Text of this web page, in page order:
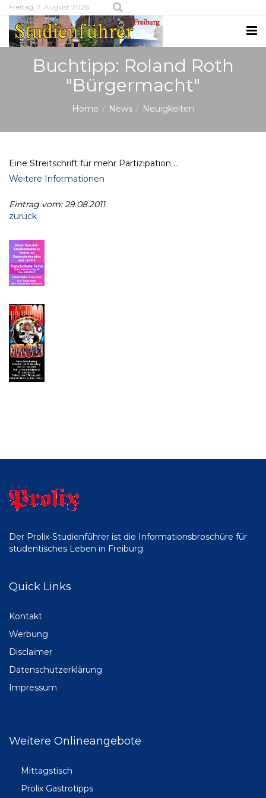
Freitag, 7. August 2026
Buchtipp: Roland Roth
"Bürgermacht"
Home News Neuigkeiten
Eine Streitschrift für mehr Partizipation ...
Weitere Informationen
Eintrag vom: 29.08.2011
zurück
Der Prolix-Studienführer ist die Informationsbroschüre für
studentisches Leben in Freiburg.
Quick Links
Kontakt
Werbung
Disclaimer
Datenschutzerklärung
Impressum
Weitere Onlineangebote
Mittagstisch
Prolix Gastrotipps